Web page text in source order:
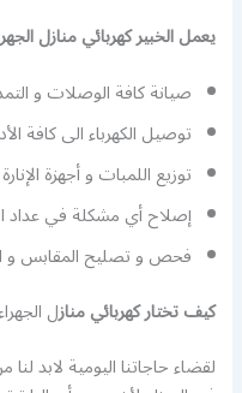
يعمل الخبير كهربائي منازل
صيانة كافة الوصلات و
توصيل الكهرباء الى كافة
توزيع اللمبات و أجهزة
إصلاح أي مشكلة في عداد
فحص و تصليح المقابس و
كيف تختار كهربائيمنازل
لقضاء حاجاتنا اليومية لابد